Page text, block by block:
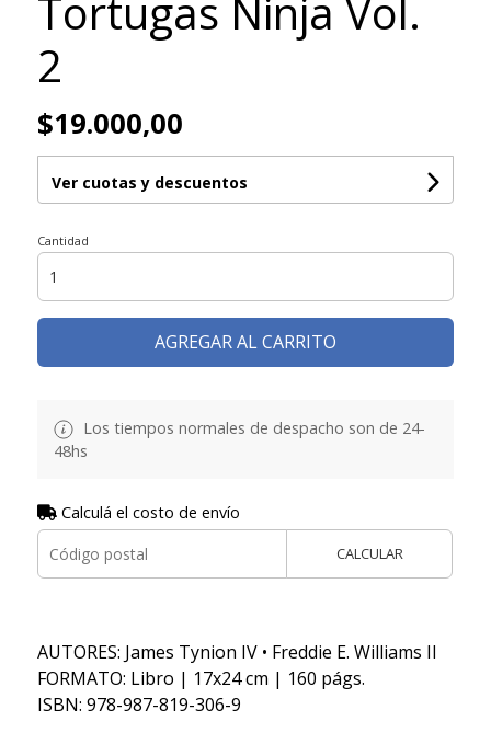
Tortugas Ninja Vol.
2
$19.000,00
Ver cuotas y descuentos
Cantidad
AGREGAR AL CARRITO
Los tiempos normales de despacho son de 24-
48hs
Calculá el costo de envío
CALCULAR
AUTORES: James Tynion IV • Freddie E. Williams II
FORMATO: Libro | 17x24 cm | 160 págs.
ISBN: 978-987-819-306-9